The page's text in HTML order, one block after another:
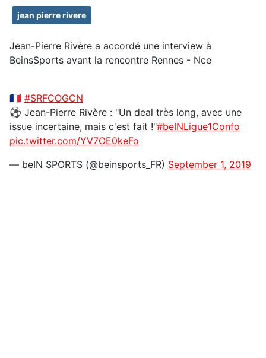
jean pierre rivere
Jean-Pierre Rivère a accordé une interview à
BeinsSports avant la rencontre Rennes - Nce
🇫🇷 #SRFCOGCN
⚽️ Jean-Pierre Rivère : "Un deal très long, avec une
issue incertaine, mais c'est fait !"#beINLigue1Confo
pic.twitter.com/YV7OE0keFo
— beIN SPORTS (@beinsports_FR) September 1, 2019